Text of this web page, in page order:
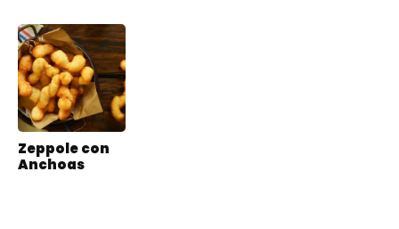
Zeppole con
Anchoas